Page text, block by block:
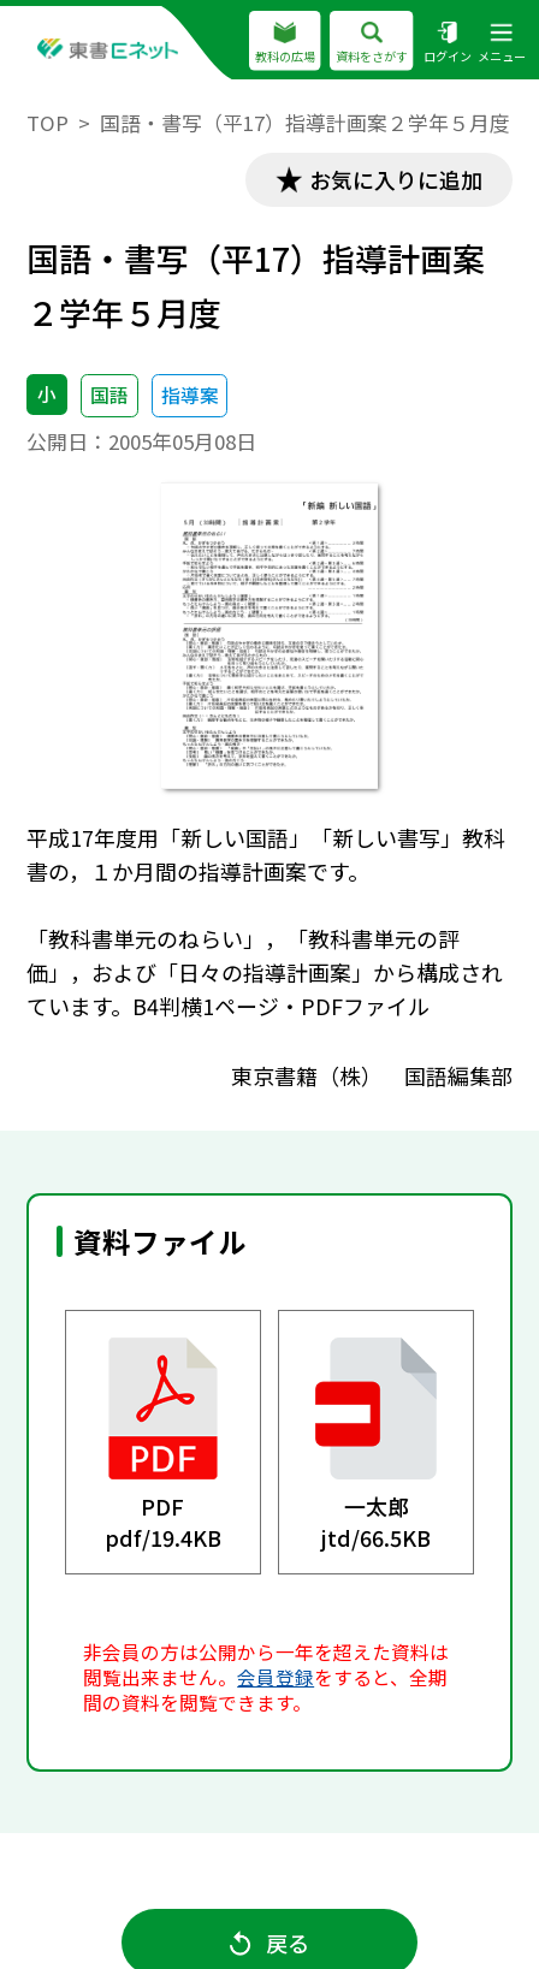
教科の広場 資料をさがす ログイン メニュー
TOP 国語・書写（平17）指導計画案２学年５月度
お気に入りに追加
国語・書写（平17）指導計画案
２学年５月度
小 国語 指導案
公開日： 2005年05月08日
平成17年度用「新しい国語」「新しい書写」教科
書の，１か月間の指導計画案です。
「教科書単元のねらい」，「教科書単元の評
価」，および「日々の指導計画案」から構成され
ています。B4判横1ページ・PDFファイル
東京書籍（株） 国語編集部
資料ファイル
PDF
pdf/19.4KB
一太郎
jtd/66.5KB
非会員の方は公開から一年を超えた資料は
閲覧出来ません。会員登録をすると、全期
間の資料を閲覧できます。
戻る